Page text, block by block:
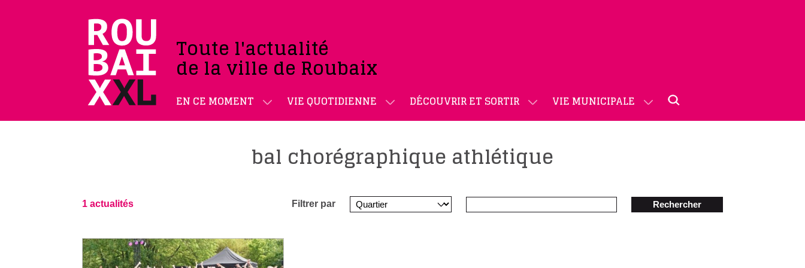
Toute l'actualité
de la ville de Roubaix
EN CE MOMENT VIE QUOTIDIENNE DÉCOUVRIR ET SORTIR VIE MUNICIPALE
bal chorégraphique athlétique
1 actualités Filtrer par Rechercher